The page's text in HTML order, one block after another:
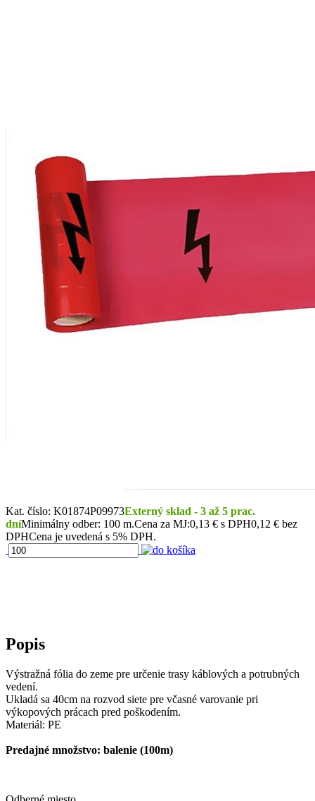
Kat. číslo: K01874P09973Externý sklad - 3 až 5 prac.
dníMinimálny odber: 100 m.Cena za MJ:0,13 € s DPH0,12 € bez
DPHCena je uvedená s 5% DPH.
Popis
Výstražná fólia do zeme pre určenie trasy káblových a potrubných
vedení.
Ukladá sa 40cm na rozvod siete pre včasné varovanie pri
výkopových prácach pred poškodením.
Materiál: PE
Predajné množstvo: balenie (100m)